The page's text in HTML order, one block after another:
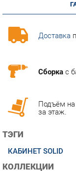
Доставка
ТЭГИ